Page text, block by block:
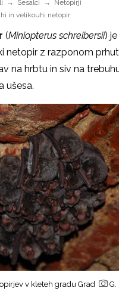
Sesalci
Netopirji
in velikouhi netopir
(Miniopterus schreibersii)
netopir z razponom
na hrbtu in siv na
ušesa.
v kleteh gradu Grad